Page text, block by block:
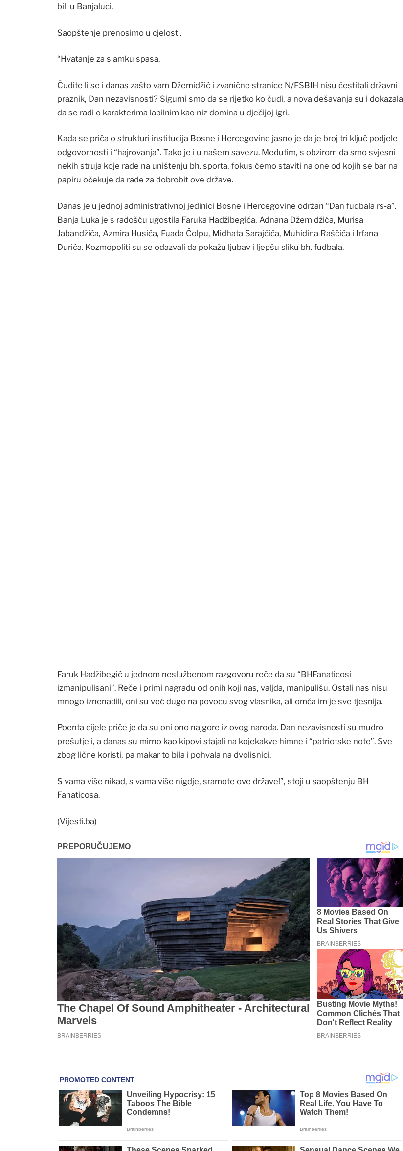
bili u Banjaluci.
Saopštenje prenosimo u cjelosti.
“Hvatanje za slamku spasa.
Čudite li se i danas zašto vam Džemidžić i zvanične stranice N/FSBIH nisu čestitali državni
praznik, Dan nezavisnosti? Sigurni smo da se rijetko ko čudi, a nova dešavanja su i dokazala
da se radi o karakterima labilnim kao niz domina u dječijoj igri.
Kada se priča o strukturi institucija Bosne i Hercegovine jasno je da je broj tri ključ podjele
odgovornosti i “hajrovanja”. Tako je i u našem savezu. Međutim, s obzirom da smo svjesni
nekih struja koje rade na uništenju bh. sporta, fokus ćemo staviti na one od kojih se bar na
papiru očekuje da rade za dobrobit ove države.
Danas je u jednoj administrativnoj jedinici Bosne i Hercegovine održan “Dan fudbala rs-a”.
Banja Luka je s radošću ugostila Faruka Hadžibegića, Adnana Džemidžića, Murisa
Jabandžića, Azmira Husića, Fuada Čolpu, Midhata Sarajčića, Muhidina Raščića i Irfana
Durića. Kozmopoliti su se odazvali da pokažu ljubav i ljepšu sliku bh. fudbala.
Faruk Hadžibegić u jednom neslužbenom razgovoru reče da su “BHFanaticosi
izmanipulisani”. Reče i primi nagradu od onih koji nas, valjda, manipulišu. Ostali nas nisu
mnogo iznenadili, oni su već dugo na povocu svog vlasnika, ali omča im je sve tjesnija.
Poenta cijele priče je da su oni ono najgore iz ovog naroda. Dan nezavisnosti su mudro
prešutjeli, a danas su mirno kao kipovi stajali na kojekakve himne i “patriotske note”. Sve
zbog lične koristi, pa makar to bila i pohvala na dvolisnici.
S vama više nikad, s vama više nigdje, sramote ove države!”, stoji u saopštenju BH
Fanaticosa.
(Vijesti.ba)